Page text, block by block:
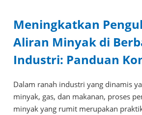
Meningkatkan
Aliran Minyak di
Industri: Panduan
Dalam ranah industri yang dinamis
minyak, gas, dan makanan, proses
minyak yang rumit merupakan